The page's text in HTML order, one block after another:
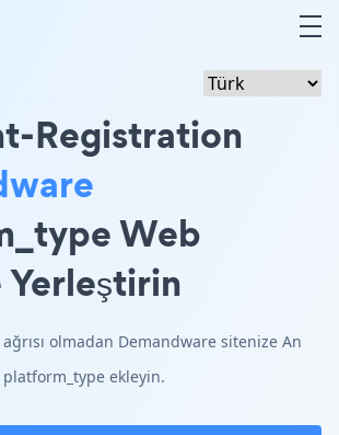
Registration
Web
olmadan Demandware sitenize An
ekleyin.